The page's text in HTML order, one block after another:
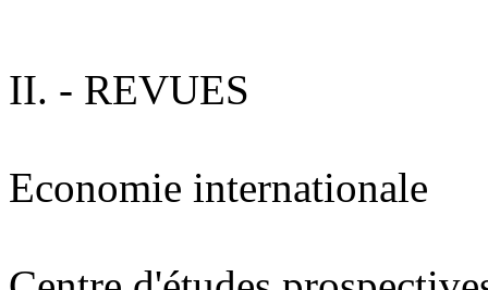
II. - REVUES
Economie internationale